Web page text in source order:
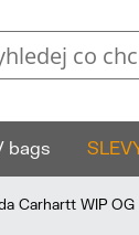
bags
Carhartt WIP